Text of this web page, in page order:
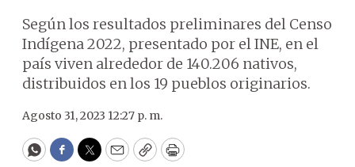
Según los resultados preliminares del Censo
Indígena 2022, presentado por el INE, en el
país viven alrededor de 140.206 nativos,
distribuidos en los 19 pueblos originarios.
Agosto 31, 2023 12:27 p. m.
WhatsApp
Facebook
Twitter
EmailCopyPrint